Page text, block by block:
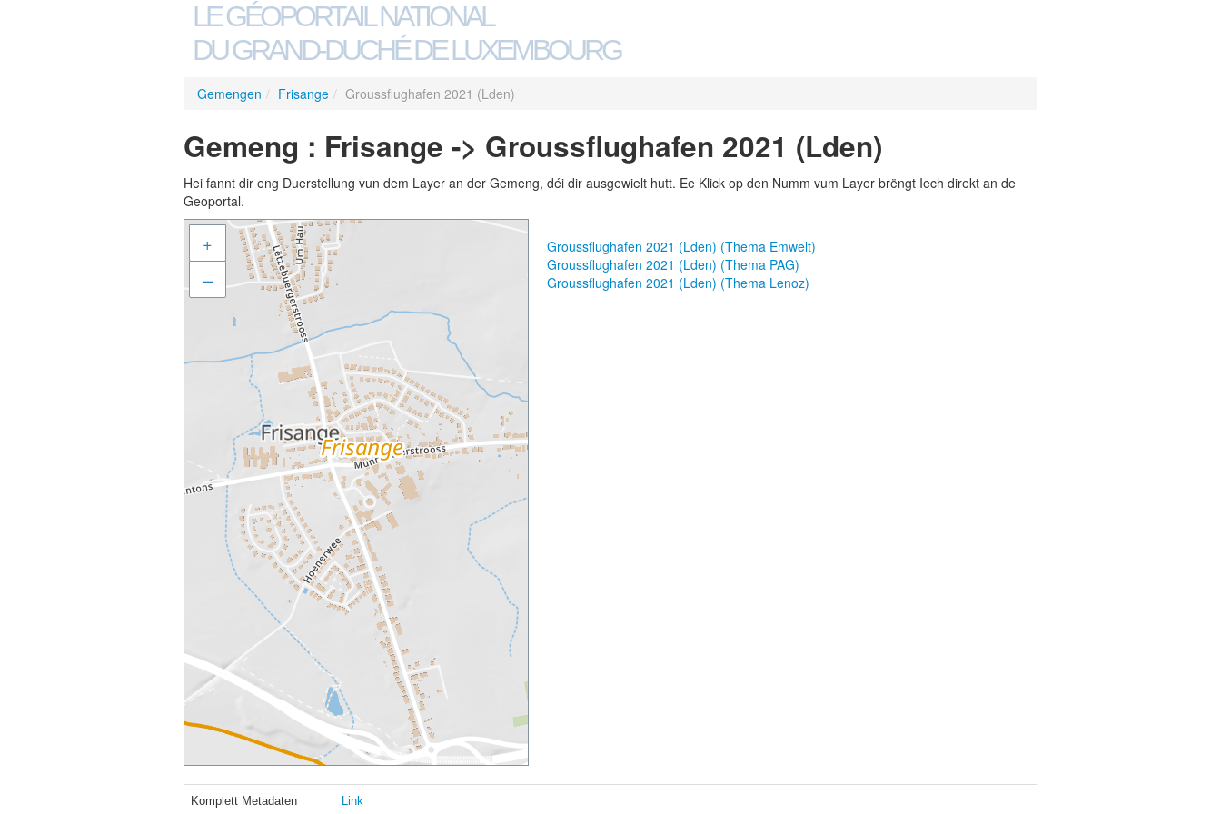
LE GÉOPORTAIL NATIONAL
DU GRAND-DUCHÉ DE LUXEMBOURG
Gemengen / Frisange / Groussflughafen 2021 (Lden)
Gemeng : Frisange -> Groussflughafen 2021 (Lden)
Hei fannt dir eng Duerstellung vun dem Layer an der Gemeng, déi dir ausgewielt hutt. Ee Klick op den Numm vum Layer brëngt Iech direkt an de
Geoportal.
+
–
Groussflughafen 2021 (Lden) (Thema Emwelt)
Groussflughafen 2021 (Lden) (Thema PAG)
Groussflughafen 2021 (Lden) (Thema Lenoz)
Komplett Metadaten Link